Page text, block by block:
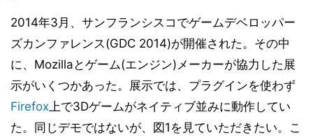
2014年3月、サンフランシスコでゲームデベロッパー
ズカンファレンス(GDC 2014)が開催された。その中
に、Mozillaとゲーム(エンジン)メーカーが協力した展
示がいくつかあった。展示では、プラグインを使わず
Firefox上で3Dゲームがネイティブ並みに動作してい
た。同じデモではないが、図1を見ていただきたい。こ